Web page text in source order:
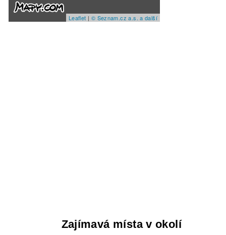
Leaflet | © Seznam.cz a.s. a další
Zajímavá místa v okolí